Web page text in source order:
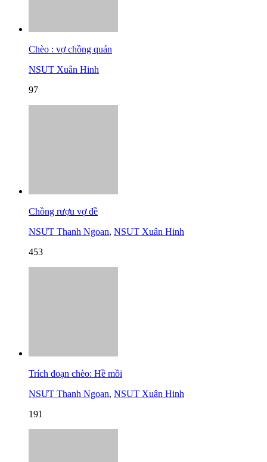
Chèo : vợ chồng quán
NSUT Xuân Hinh
97
Chồng rượu vợ đề
NSƯT Thanh Ngoan, NSUT Xuân Hinh
453
Trích đoạn chèo: Hề mồi
NSƯT Thanh Ngoan, NSUT Xuân Hinh
191